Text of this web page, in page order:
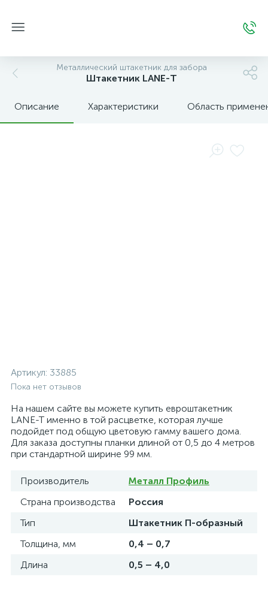
Металлический штакетник для забора
Штакетник LANE-Т
Описание Характеристики Область
Артикул: 33885
Пока нет отзывов
На нашем сайте вы можете купить евроштакетник
LANE-T именно в той расцветке, которая лучше
подойдет под общую цветовую гамму вашего дома.
Для заказа доступны планки длиной от 0,5 до 4 метров
при стандартной ширине 99 мм.
Производитель
Металл Профиль
Страна производства
Россия
Тип
Штакетник П-образный
Толщина, мм
0,4 – 0,7
Длина
0,5 – 4,0